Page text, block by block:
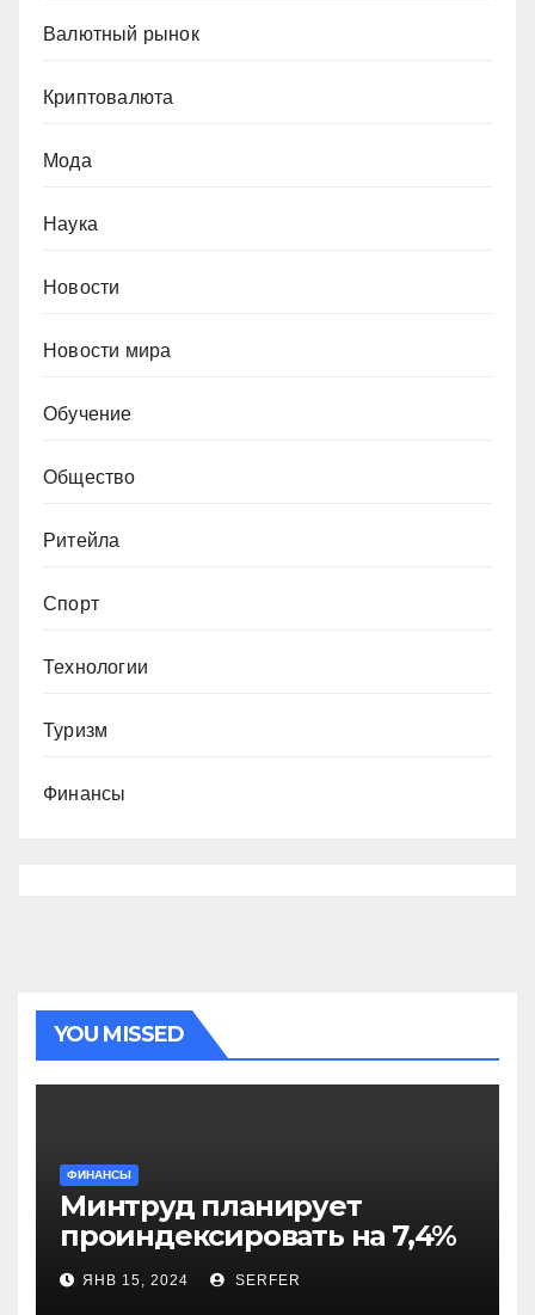
Валютный рынок
Криптовалюта
Мода
Наука
Новости
Новости мира
Обучение
Общество
Ритейла
Спорт
Технологии
Туризм
Финансы
YOU MISSED
ФИНАНСЫ
Минтруд планирует
проиндексировать на 7,4%
более 40 выплат и
компенсаций
ЯНВ 15, 2024 SERFER